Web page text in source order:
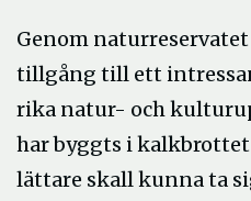
Genom
tillgång till ett
rika natur- och
har byggts i
lättare skall kunna ta